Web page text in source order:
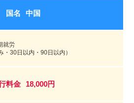
中国
就労
・30日以内・90日以内）
18,000円